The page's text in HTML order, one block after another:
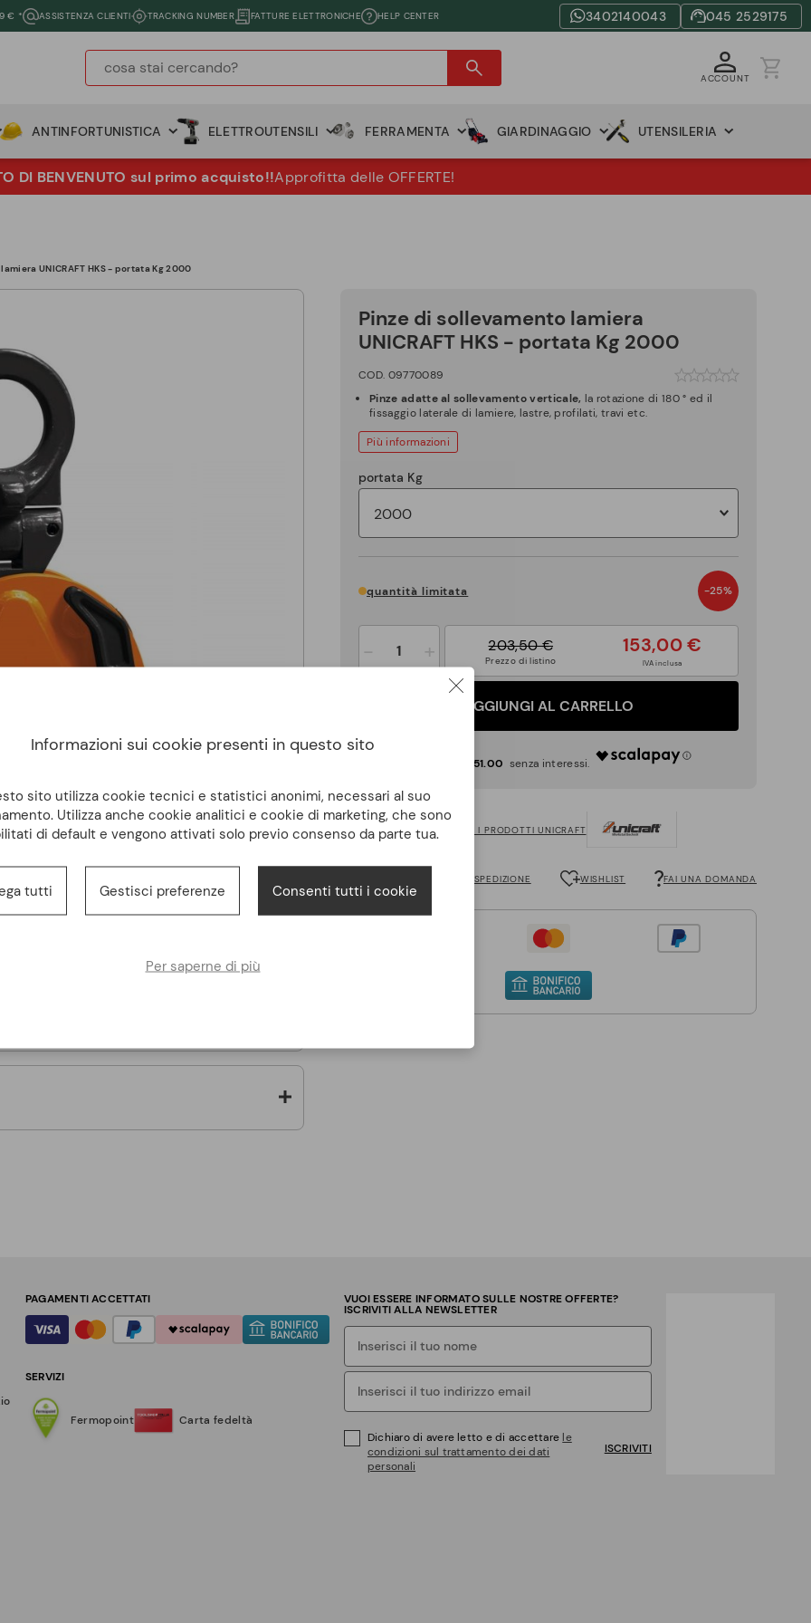
€ * ASSISTENZA CLIENTI TRACKING NUMBER FATTURE ELETTRONICHE HELP CENTER 3402140043 045 2529175
ACCOUNT
ANTINFORTUNISTICA ELETTROUTENSILI FERRAMENTA GIARDINAGGIO UTENSILERIA
DI BENVENUTO sul primo acquisto!!Approfitta delle OFFERTE!
UNICRAFT HKS - portata Kg 2000
Pinze di sollevamento lamiera
UNICRAFT HKS - portata Kg 2000
COD. 09770089
Pinze adatte al sollevamento verticale, la rotazione di 180 ° ed il
fissaggio laterale di lamiere, lastre, profilati, travi etc.
Più informazioni
portata Kg
quantità limitata -25%
- + 203,50 €
Prezzo di listino
153,00 €
IVA inclusa
AGGIUNGI AL CARRELLO
€ 51.00
VEDI TUTTI I PRODOTTI UNICRAFT
CALCOLA LE SPESE DI SPEDIZIONE WISHLIST FAI UNA DOMANDA
PAGAMENTI ACCETTATI
SERVIZI
Fermopoint Carta fedeltà
VUOI ESSERE INFORMATO SULLE NOSTRE OFFERTE?
ISCRIVITI ALLA NEWSLETTER
Dichiaro di avere letto e di accettare le
condizioni sul trattamento dei dati
personali
ISCRIVITI
Informazioni sui cookie presenti in questo sito
sito utilizza cookie tecnici e statistici anonimi, necessari al suo
Utilizza anche cookie analitici e cookie di marketing, che sono
di default e vengono attivati solo previo consenso da parte tua.
tutti Gestisci preferenze Consenti tutti i cookie
Per saperne di più